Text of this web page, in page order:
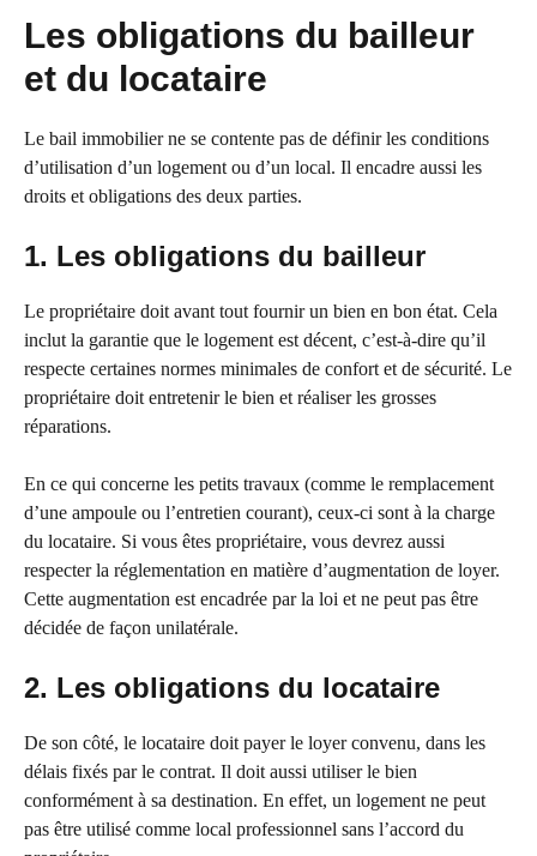
Les obligations du bailleur
et du locataire
Le bail immobilier ne se contente pas de définir les conditions
d’utilisation d’un logement ou d’un local. Il encadre aussi les
droits et obligations des deux parties.
1. Les obligations du bailleur
Le propriétaire doit avant tout fournir un bien en bon état. Cela
inclut la garantie que le logement est décent, c’est-à-dire qu’il
respecte certaines normes minimales de confort et de sécurité. Le
propriétaire doit entretenir le bien et réaliser les grosses
réparations.
En ce qui concerne les petits travaux (comme le remplacement
d’une ampoule ou l’entretien courant), ceux-ci sont à la charge
du locataire. Si vous êtes propriétaire, vous devrez aussi
respecter la réglementation en matière d’augmentation de loyer.
Cette augmentation est encadrée par la loi et ne peut pas être
décidée de façon unilatérale.
2. Les obligations du locataire
De son côté, le locataire doit payer le loyer convenu, dans les
délais fixés par le contrat. Il doit aussi utiliser le bien
conformément à sa destination. En effet, un logement ne peut
pas être utilisé comme local professionnel sans l’accord du